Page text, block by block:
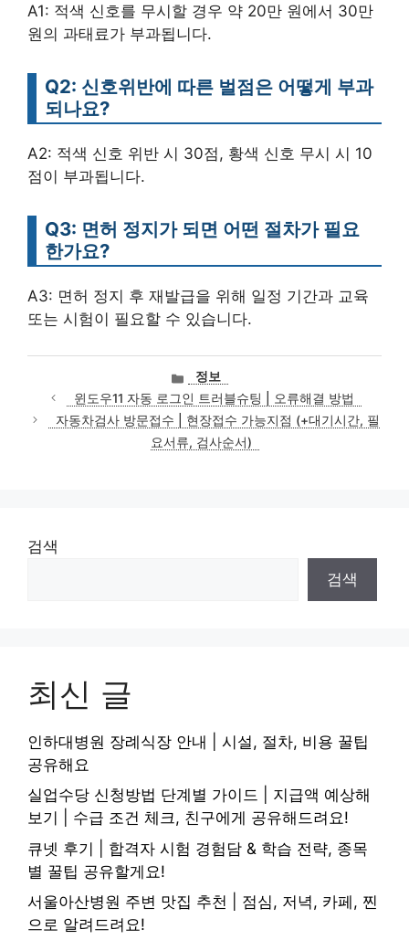
A1: 적색 신호를 무시할 경우 약 20만 원에서 30만
원의 과태료가 부과됩니다.
Q2: 신호위반에 따른 벌점은 어떻게 부과
되나요?
A2: 적색 신호 위반 시 30점, 황색 신호 무시 시 10
점이 부과됩니다.
Q3: 면허 정지가 되면 어떤 절차가 필요
한가요?
A3: 면허 정지 후 재발급을 위해 일정 기간과 교육
또는 시험이 필요할 수 있습니다.
카
테
고
리
정보
윈도우11 자동 로그인 트러블슈팅 | 오류해결 방법
자동차검사 방문접수 | 현장접수 가능지점 (+대기시간, 필
요서류, 검사순서)
검색
검색
최신 글
인하대병원 장례식장 안내 | 시설, 절차, 비용 꿀팁
공유해요
실업수당 신청방법 단계별 가이드 | 지급액 예상해
보기 | 수급 조건 체크, 친구에게 공유해드려요!
큐넷 후기 | 합격자 시험 경험담 & 학습 전략, 종목
별 꿀팁 공유할게요!
서울아산병원 주변 맛집 추천 | 점심, 저녁, 카페, 찐
으로 알려드려요!